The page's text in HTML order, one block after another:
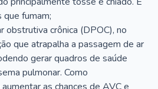
fumam;
obstrutiva crônica (DPOC), no
que atrapalha a passagem de ar
gerar quadros de saúde
pulmonar. Como